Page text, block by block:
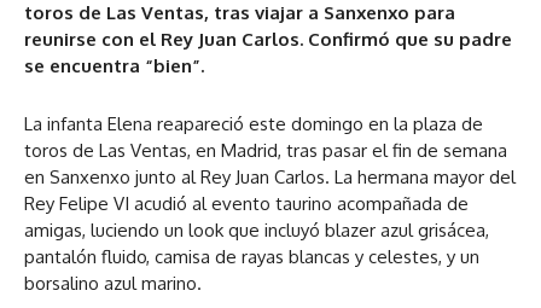
toros de Las Ventas, tras viajar a Sanxenxo para
reunirse con el Rey Juan Carlos. Confirmó que su padre
se encuentra “bien”.
La infanta Elena reapareció este domingo en la plaza de
toros de Las Ventas, en Madrid, tras pasar el fin de semana
en Sanxenxo junto al Rey Juan Carlos. La hermana mayor del
Rey Felipe VI acudió al evento taurino acompañada de
amigas, luciendo un look que incluyó blazer azul grisácea,
pantalón fluido, camisa de rayas blancas y celestes, y un
borsalino azul marino.